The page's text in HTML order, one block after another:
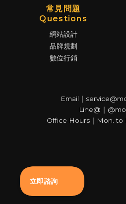
常見問題
Questions
網站設計
品牌規劃
數位行銷
Email｜
Line@｜
Office Hours｜Mon. to